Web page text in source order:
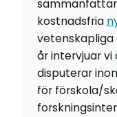
kostnadsfria
vetenskapliga
år intervjuar vi
disputerar
för förskola/